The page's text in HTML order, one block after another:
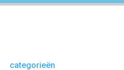
categorieën